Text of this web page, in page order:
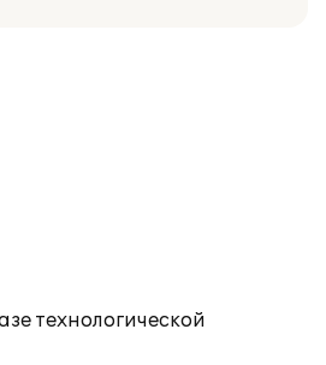
технологической